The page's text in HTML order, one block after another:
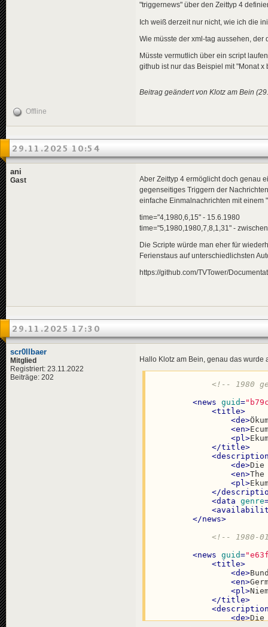
"triggernews" über den Zeittyp 4
Ich weiß derzeit nur nicht, wie ich die
Wie müsste der xml-tag aussehen, der
Müsste vermutlich über ein script
github ist nur das Beispiel mit "Monat
Beitrag geändert von Klotz am Bein
Offline
29.11.2025 10:54
ani
Gast
Aber Zeittyp 4 ermöglicht doch genau
gegenseitiges Triggern der
einfache Einmalnachrichten mit einem
time="4,1980,6,15" - 15.6.1980
time="5,1980,1980,7,8,1,31" -
Die Scripte würde man eher für
Ferienstaus auf unterschiedlichsten
https://github.com/TVTower/
29.11.2025 17:30
scr0llbaer
Mitglied
Registriert: 23.11.2022
Beiträge: 202
Hallo Klotz am Bein, genau das wurde
<!-- 1980
<news guid=
<title>
<de>
<en>
<pl>
</title>
<
<de>Die
<en>
<pl>
</
<data genre
<
</news>
<!-- 1980-
<news guid=
<title>
<de>
<en>
<pl>
</title>
<
<de>Die